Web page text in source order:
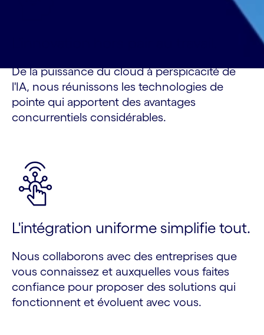
De la puissance du cloud à perspicacité de
l'IA, nous réunissons les technologies de
pointe qui apportent des avantages
concurrentiels considérables.
L'intégration uniforme simplifie tout.
Nous collaborons avec des entreprises que
vous connaissez et auxquelles vous faites
confiance pour proposer des solutions qui
fonctionnent et évoluent avec vous.